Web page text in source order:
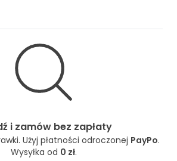
i zamów bez zapłaty
Użyj płatności odroczonej PayPo.
Wysyłka od 0 zł.